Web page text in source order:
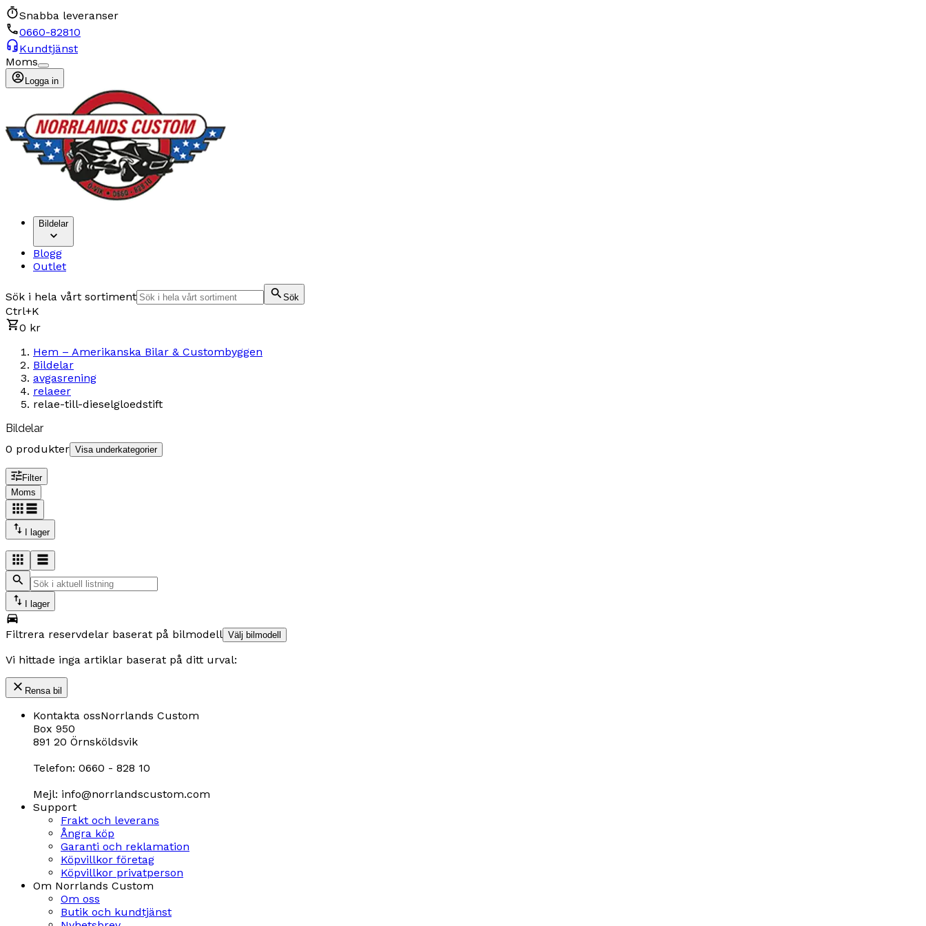
Snabba leveranser
0660-82810
Kundtjänst
Moms
Logga in
Bildelar
Blogg
Outlet
Sök i hela vårt sortiment Sök
Ctrl+K
0 kr
Hem – Amerikanska Bilar & Custombyggen
Bildelar
avgasrening
relaeer
relae-till-dieselgloedstift
Bildelar
0 produkter Visa underkategorier
Filter
Moms
I lager
I lager
Filtrera reservdelar baserat på bilmodell Välj bilmodell
Vi hittade inga artiklar baserat på ditt urval:
Rensa bil
Kontakta ossNorrlands Custom
Box 950
891 20 Örnsköldsvik
Telefon: 0660 - 828 10
Mejl: info@norrlandscustom.com
Support
Frakt och leverans
Ångra köp
Garanti och reklamation
Köpvillkor företag
Köpvillkor privatperson
Om Norrlands Custom
Om oss
Butik och kundtjänst